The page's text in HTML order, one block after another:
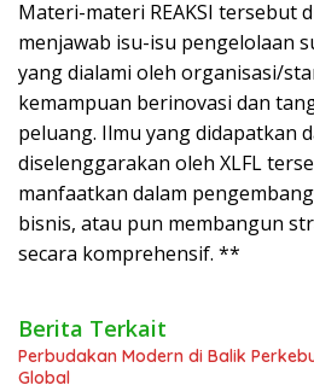
Materi-materi REAKSI tersebut
menjawab isu-isu pengelolaan
yang dialami oleh organisasi/
kemampuan berinovasi dan
peluang. Ilmu yang didapatkan
diselenggarakan oleh XLFL
manfaatkan dalam
bisnis, atau pun membangun
secara komprehensif. **
Berita Terkait
Perbudakan Modern di Balik
Global